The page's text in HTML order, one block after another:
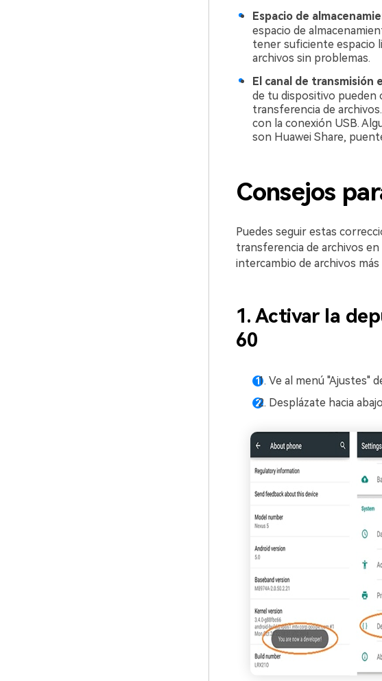
Espacio de
espacio de
tener suficiente espacio
archivos sin problemas.
El canal de transmisión
de tu dispositivo pueden
transferencia de
con la conexión USB.
son Huawei Share,
Consejos
Puedes seguir estas
transferencia de archivos
intercambio de archivos
1. Activar la
60
Ve al menú "Ajustes"
Desplázate hacia